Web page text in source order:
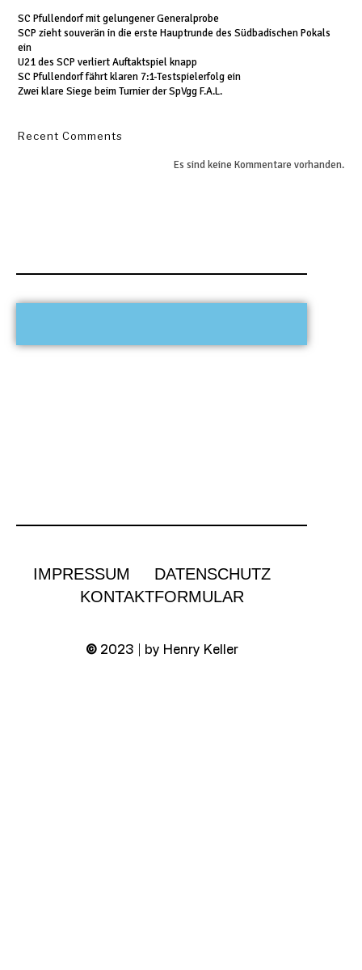
SC Pfullendorf mit gelungener Generalprobe
SCP zieht souverän in die erste Hauptrunde des Südbadischen Pokals
ein
U21 des SCP verliert Auftaktspiel knapp
SC Pfullendorf fährt klaren 7:1-Testspielerfolg ein
Zwei klare Siege beim Turnier der SpVgg F.A.L.
Recent Comments
Es sind keine Kommentare vorhanden.
IMPRESSUM
DATENSCHUTZ
KONTAKTFORMULAR
©2023 | by Henry Keller